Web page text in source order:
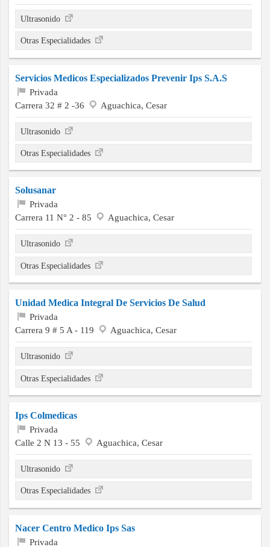
Ultrasonido
Otras Especialidades
Servicios Medicos Especializados Prevenir Ips S.A.S
Privada
Carrera 32 # 2 -36
Aguachica, Cesar
Ultrasonido
Otras Especialidades
Solusanar
Privada
Carrera 11 N° 2 - 85
Aguachica, Cesar
Ultrasonido
Otras Especialidades
Unidad Medica Integral De Servicios De Salud
Privada
Carrera 9 # 5 A - 119
Aguachica, Cesar
Ultrasonido
Otras Especialidades
Ips Colmedicas
Privada
Calle 2 N 13 - 55
Aguachica, Cesar
Ultrasonido
Otras Especialidades
Nacer Centro Medico Ips Sas
Privada